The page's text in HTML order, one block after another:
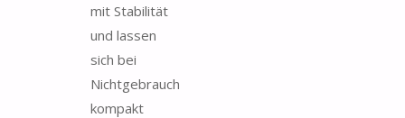
mit Stabilität
und lassen
sich bei
Nichtgebrauch
kompakt